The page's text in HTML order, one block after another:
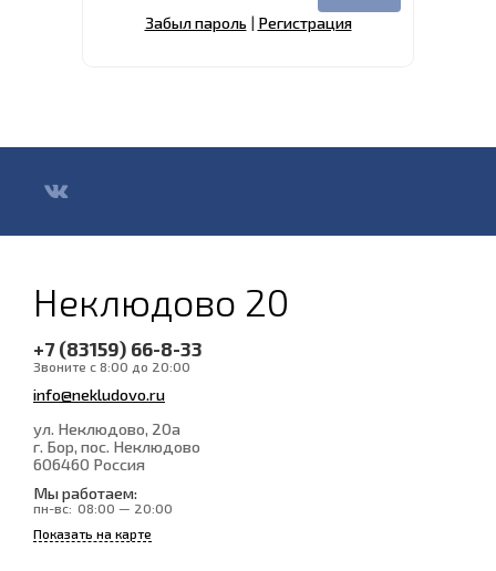
Забыл пароль | Регистрация
Неклюдово 20
+7 (83159) 66-8-33
Звоните с 8:00 до 20:00
info@nekludovo.ru
ул. Неклюдово, 20а
г. Бор, пос. Неклюдово
606460 Россия
Мы работаем:
пн-вс: 08:00 — 20:00
Показать на карте